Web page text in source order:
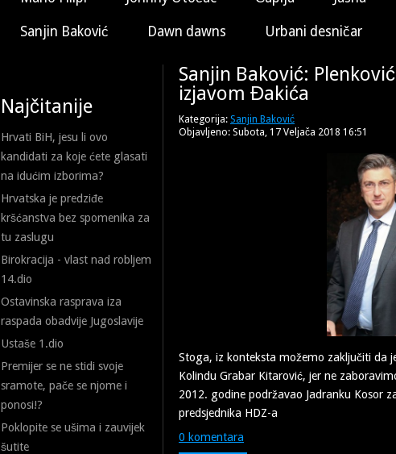
Sanjin Baković Dawn dawns Urbani desničar
Najčitanije
Hrvati BiH, jesu li ovo
kandidati za koje ćete glasati
na idućim izborima?
Hrvatska je predziđe
kršćanstva bez spomenika za
tu zaslugu
Birokracija - vlast nad robljem
14.dio
Ostavinska rasprava iza
raspada obadvije Jugoslavije
Ustaše 1.dio
Premijer se ne stidi svoje
sramote, pače se njome i
ponosi!?
Poklopite se ušima i zauvijek
šutite
Sanjin Baković:
izjavom Đakića
Kategorija: Sanjin Baković
Objavljeno: Subota, 17 Veljača 2018 16:51
Stoga, iz konteksta možemo zaključiti da
Kolindu Grabar Kitarović, jer ne
2012. godine podržavao Jadranku Kosor
predsjednika HDZ-a
0 komentara